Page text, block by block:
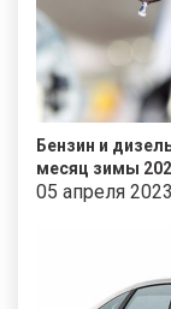
Бензин и
месяц зимы
05 апреля